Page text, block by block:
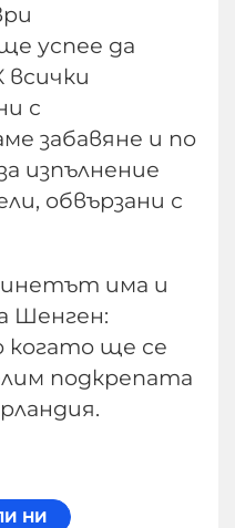
успее да
с
забавяне и по
изпълнение
обвързани с
има и
Шенген:
когато ще се
подкрепата